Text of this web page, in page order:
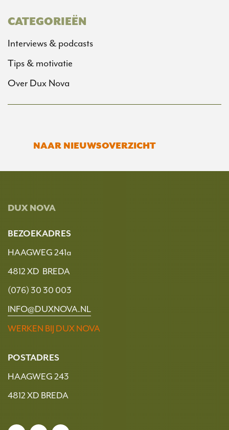
CATEGORIEËN
Interviews & podcasts
Tips & motivatie
Over Dux Nova
NAAR NIEUWSOVERZICHT
DUX NOVA
BEZOEKADRES
HAAGWEG 241a
4812 XD BREDA
(076) 30 30 003
INFO@DUXNOVA.NL
WERKEN BIJ DUX NOVA
POSTADRES
HAAGWEG 243
4812 XD BREDA